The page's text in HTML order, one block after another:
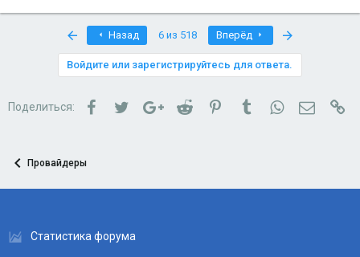
Назад 6 из 518 Вперёд
Войдите или зарегистрируйтесь для ответа.
Поделиться: FacebookTwitterGoogle+Reddit PinterestTumblrWhatsApp
Провайдеры
Статистика форума